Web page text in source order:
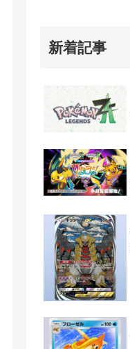
新着記事